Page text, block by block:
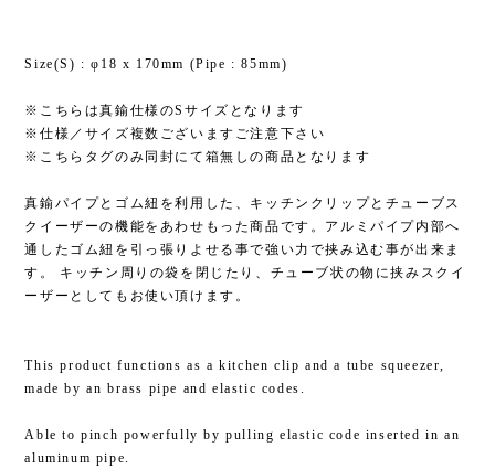
Size(S) : φ18 x 170mm (Pipe : 85mm)
※こちらは真鍮仕様のSサイズとなります
※仕様／サイズ複数ございますご注意下さい
※こちらタグのみ同封にて箱無しの商品となります
真鍮パイプとゴム紐を利用した、キッチンクリップとチューブス
クイーザーの機能をあわせもった商品です。アルミパイプ内部へ
通したゴム紐を引っ張りよせる事で強い力で挟み込む事が出来ま
す。 キッチン周りの袋を閉じたり、チューブ状の物に挟みスクイ
ーザーとしてもお使い頂けます。
This product functions as a kitchen clip and a tube squeezer,
made by an brass pipe and elastic codes.
Able to pinch powerfully by pulling elastic code inserted in an
aluminum pipe.